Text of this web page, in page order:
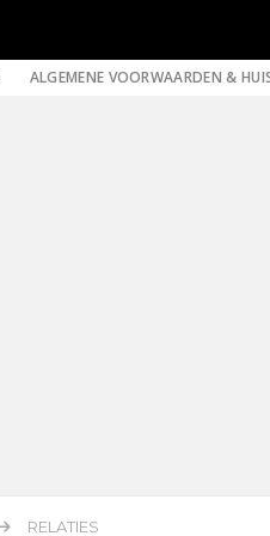
ALGEMENE VOORWAARDEN &
RELATIES